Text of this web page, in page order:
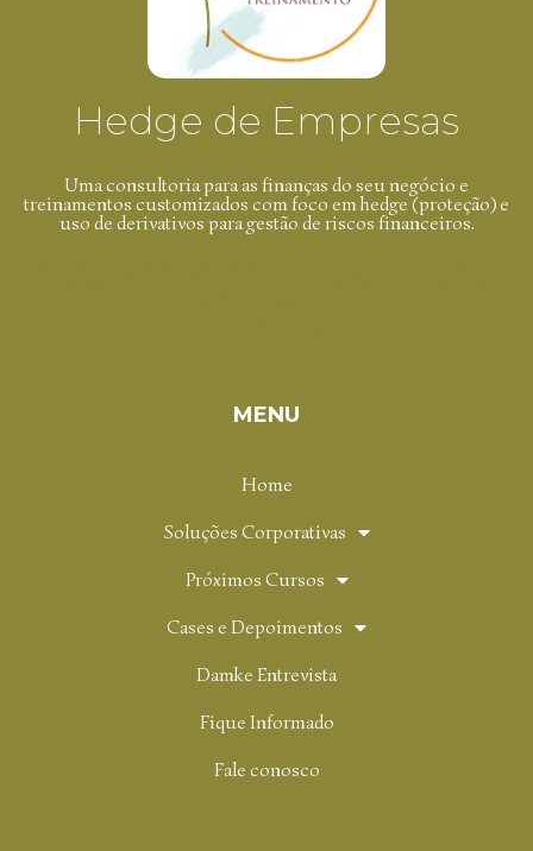
Hedge de Empresas
Uma consultoria para as finanças do seu negócio e
treinamentos customizados com foco em hedge (proteção) e
uso de derivativos para gestão de riscos financeiros.
MENU
Home
Soluções Corporativas
Próximos Cursos
Cases e Depoimentos
Damke Entrevista
Fique Informado
Fale conosco